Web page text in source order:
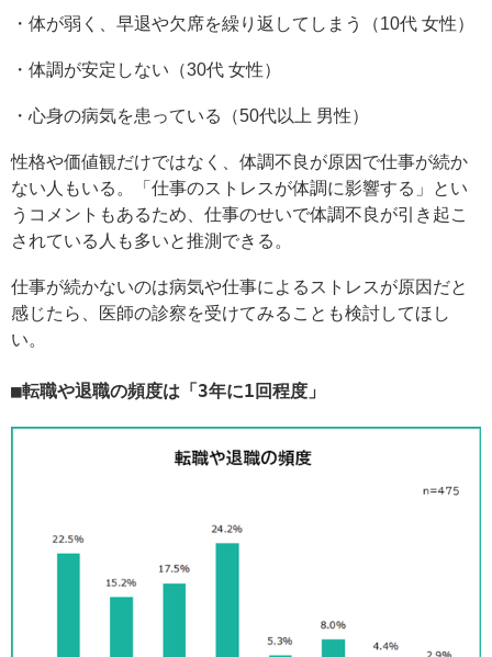
・体が弱く、早退や欠席を繰り返してしまう（10代 女性）
・体調が安定しない（30代 女性）
・心身の病気を患っている（50代以上 男性）
性格や価値観だけではなく、体調不良が原因で仕事が続か
ない人もいる。「仕事のストレスが体調に影響する」とい
うコメントもあるため、仕事のせいで体調不良が引き起こ
されている人も多いと推測できる。
仕事が続かないのは病気や仕事によるストレスが原因だと
感じたら、医師の診察を受けてみることも検討してほし
い。
転職や退職の頻度は「3年に1回程度」